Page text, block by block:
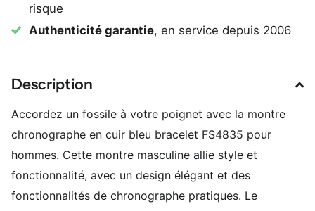
risque
Authenticité garantie, en service depuis 2006
Description
Accordez un fossile à votre poignet avec la montre
chronographe en cuir bleu bracelet FS4835 pour
hommes. Cette montre masculine allie style et
fonctionnalité, avec un design élégant et des
fonctionnalités de chronographe pratiques. Le